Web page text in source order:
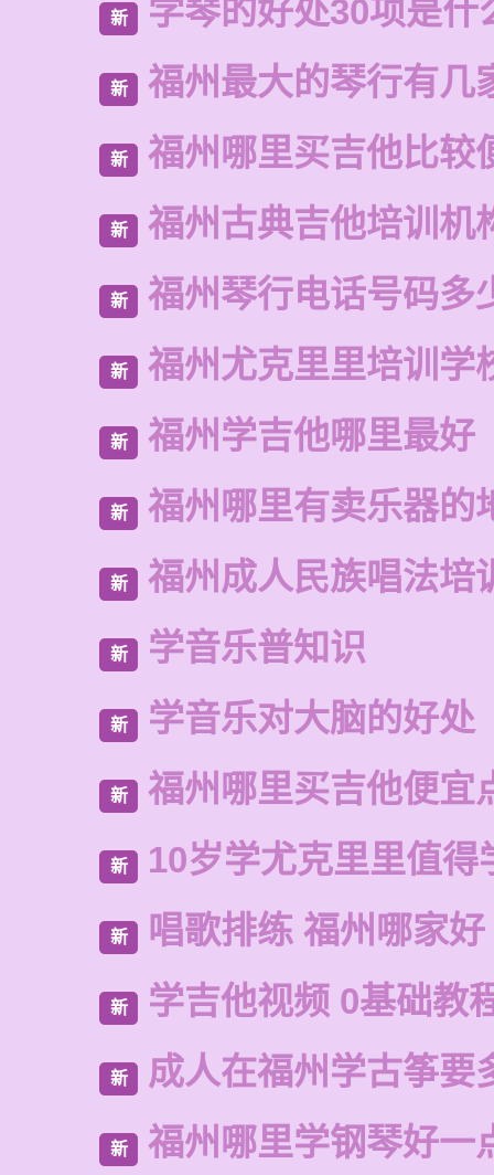
新 学琴的好处30项是什
新 福州最大的琴行有几
新 福州哪里买吉他比较
新 福州古典吉他培训机
新 福州琴行电话号码多
新 福州尤克里里培训学
新 福州学吉他哪里最好
新 福州哪里有卖乐器的
新 福州成人民族唱法培
新 学音乐普知识
新 学音乐对大脑的好处
新 福州哪里买吉他便宜
新 10岁学尤克里里值得
新 唱歌排练 福州哪家好
新 学吉他视频 0基础教
新 成人在福州学古筝要
新 福州哪里学钢琴好一